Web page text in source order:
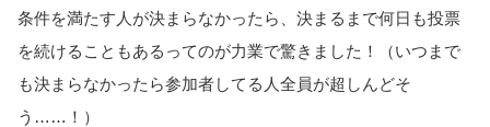
条件を満たす人が決まらなかったら、決まるまで何日も投票
を続けることもあるってのが力業で驚きました！（いつまで
も決まらなかったら参加者してる人全員が超しんどそ
う……！）